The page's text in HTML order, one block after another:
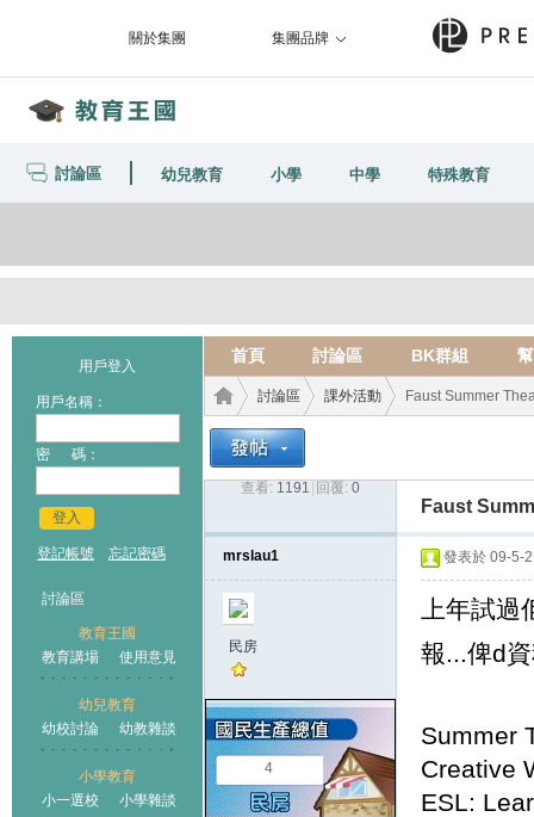
關於集團 集團品牌
討論區 幼兒教育 小學 中學 特殊教育
用戶登入
用戶名稱：
密 碼：
登入
登記帳號 忘記密碼
討論區
教育王國
教育講場
使用意見
幼兒教育
幼校討論
幼教雜談
小學教育
小一選校
小學雜談
首頁 討論區 BK群組
王國
討論區
›
課外活動 Faust Summer
查看: 1191 回覆: 0
Faust
mrslau1
民房
4
發表於 09-5-
上年試
報...俾d
Summer
Creative
ESL: